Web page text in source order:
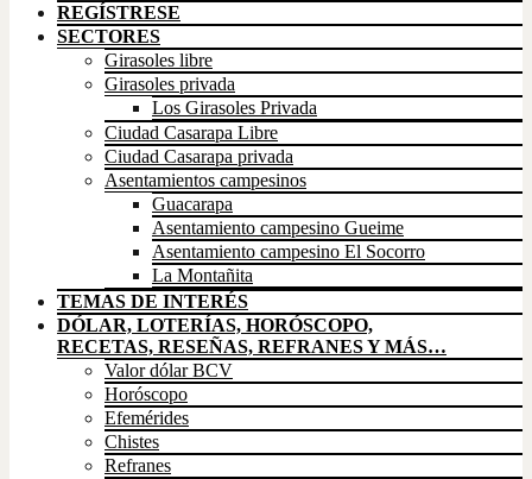
REGÍSTRESE
SECTORES
Girasoles libre
Girasoles privada
Los Girasoles Privada
Ciudad Casarapa Libre
Ciudad Casarapa privada
Asentamientos campesinos
Guacarapa
Asentamiento campesino Gueime
Asentamiento campesino El Socorro
La Montañita
TEMAS DE INTERÉS
DÓLAR, LOTERÍAS, HORÓSCOPO,
RECETAS, RESEÑAS, REFRANES Y MÁS…
Valor dólar BCV
Horóscopo
Efemérides
Chistes
Refranes